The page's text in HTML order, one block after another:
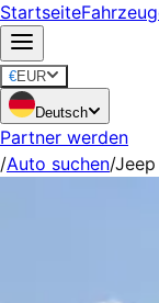
Startseite
€EUR
Deutsch
Partner werden
/Auto suchen/Jeep